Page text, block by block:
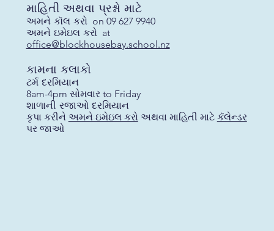
માહિતી અથવા પ્રશ્નો માટે
અમને કૉલ કરોon 09 627 9940
અમને ઇમેઇલ કરોat
office@blockhousebay.school.nz
કામના કલાકો
ટર્મ દરમિયાન
8am-4pm સોમવાર to Friday
શાળાની રજાઓ દરમિયાન
કૃપા કરીને અમને ઇમેઇલ કરોઅથવા માહિતી માટે કૅલેન્ડર
પર જાઓ